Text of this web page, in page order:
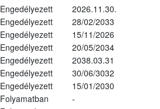
Engedélyezett
2026.11.30.
Engedélyezett
28/02/2033
Engedélyezett
15/11/2026
Engedélyezett
20/05/2034
Engedélyezett
2038.03.31
Engedélyezett
30/06/3032
Engedélyezett
15/01/2030
Folyamatban
-